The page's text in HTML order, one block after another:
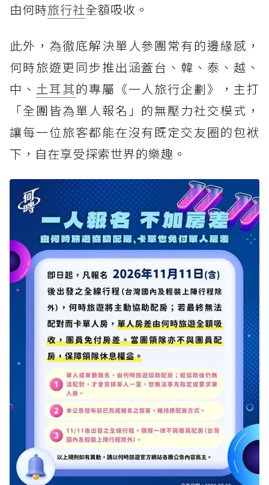
由何時旅行社全額吸收。
此外，為徹底解決單人參團常有的邊緣感，
何時旅遊更同步推出涵蓋台、韓、泰、越、
中、 土耳其的專屬《一人旅行企劃》，主打
「全團皆為單人報名」的無壓力社交模式，
讓每一位旅客都能在沒有既定交友圈的包袱
下，自在享受探索世界的樂趣。